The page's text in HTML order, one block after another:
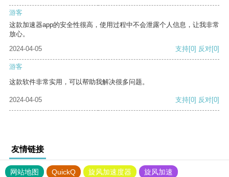
游客
这款加速器app的安全性很高，使用过程中不会泄露个人信息，让我非常
放心。
2024-04-05
支持[0] 反对[0]
游客
这款软件非常实用，可以帮助我解决很多问题。
2024-04-05 支持[0] 反对[0]
友情链接
网站地图 QuickQ 旋风加速度器
旋风加速